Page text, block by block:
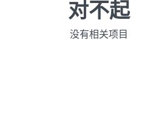
对不起
没有相关项目